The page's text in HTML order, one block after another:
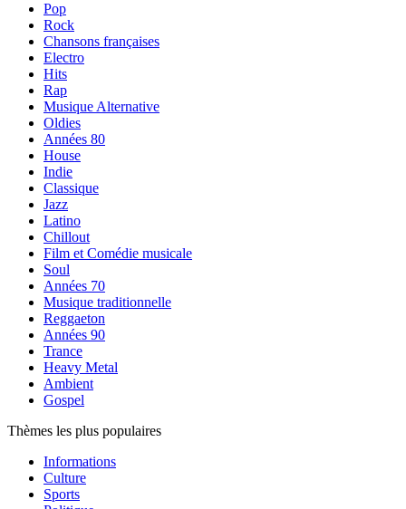
Pop
Rock
Chansons françaises
Electro
Hits
Rap
Musique Alternative
Oldies
Années 80
House
Indie
Classique
Jazz
Latino
Chillout
Film et Comédie musicale
Soul
Années 70
Musique traditionnelle
Reggaeton
Années 90
Trance
Heavy Metal
Ambient
Gospel
Thèmes les plus populaires
Informations
Culture
Sports